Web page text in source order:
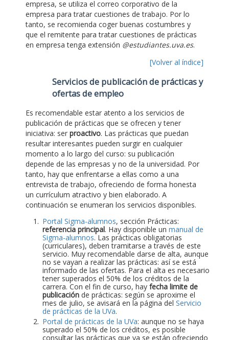
empresa, se utiliza el correo corporativo de la
empresa para tratar cuestiones de trabajo. Por lo
tanto, se recomienda coger buenas costumbres y
que el remitente para tratar cuestiones de prácticas
en empresa tenga extensión @estudiantes.uva.es.
[Volver al índice]
Servicios de publicación de prácticas y
ofertas de empleo
Es recomendable estar atento a los servicios de
publicación de prácticas que se ofrecen y tener
iniciativa: ser proactivo. Las prácticas que puedan
resultar interesantes pueden surgir en cualquier
momento a lo largo del curso: su publicación
depende de las empresas y no de la universidad. Por
tanto, hay que enfrentarse a ellas como a una
entrevista de trabajo, ofreciendo de forma honesta
un currículum atractivo y bien elaborado. A
continuación se enumeran los servicios disponibles.
Portal Sigma-alumnos, sección Prácticas:
referencia principal. Hay disponible un manual de
Sigma-alumnos. Las prácticas obligatorias
(curriculares), deben tramitarse a través de este
servicio. Muy recomendable darse de alta, aunque
no se vayan a realizar las prácticas: así se está
informado de las ofertas. Para el alta es necesario
tener superados el 50% de los créditos de la
carrera. Con el fin de curso, hay fecha limite de
publicación de prácticas: según se aproxime el
mes de julio, se avisará en la página del Servicio
de prácticas de la UVa.
Portal de prácticas de la UVa: aunque no se haya
superado el 50% de los créditos, es posible
consultar las prácticas que ya se están ofreciendo